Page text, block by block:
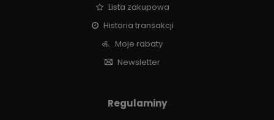
Lista zakupowa
Historia transakcji
Moje rabaty
Newsletter
Regulaminy